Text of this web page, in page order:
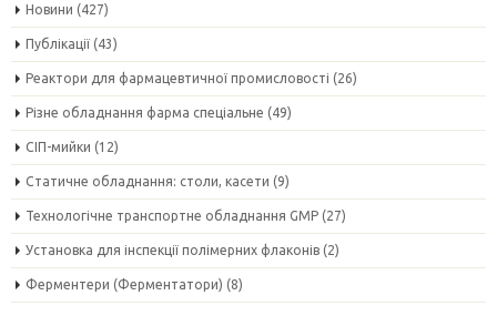
Новини (427)
Публікації (43)
Реактори для фармацевтичної промисловості (26)
Різне обладнання фарма спеціальне (49)
СІП-мийки (12)
Статичне обладнання: столи, касети (9)
Технологічне транспортне обладнання GMP (27)
Установка для інспекції полімерних флаконів (2)
Ферментери (Ферментатори) (8)